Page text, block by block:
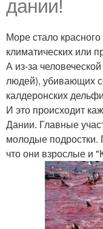
дании!
Море стало
климатических или
А из-за
людей), убивающих
калдеронских
И это происходит
Дании. Главные
молодые подростки.
что они взрослые и